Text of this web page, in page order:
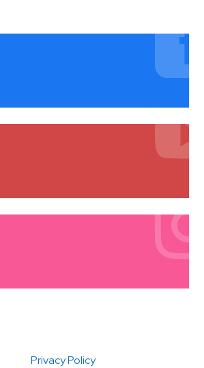
Privacy Policy